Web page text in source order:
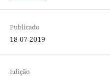
Publicado
18-07-2019
Edição